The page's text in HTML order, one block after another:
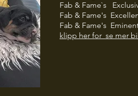
Fab & Fame`s
Fab & Fame's
Fab & Fame's
klipp her for se mer